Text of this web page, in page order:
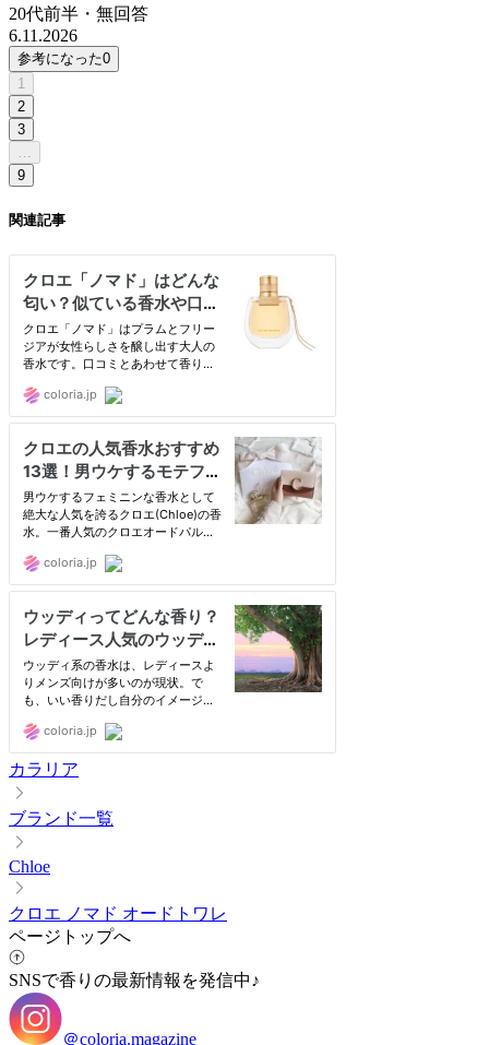
20代前半 ・ 無回答
6.11.2026
参考になった0
1
2
3
9
関連記事
カラリア
ブランド一覧
Chloe
クロエ ノマド オードトワレ
ページトップへ
SNSで香りの最新情報を発信中♪
＠coloria.magazine